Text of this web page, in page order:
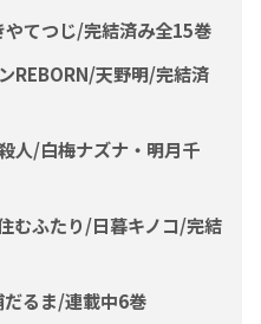
てつじ/完結済み全15巻
REBORN/天野明/完結済
人/白梅ナズナ・明月千
むふたり/日暮キノコ/完結
るま/連載中6巻